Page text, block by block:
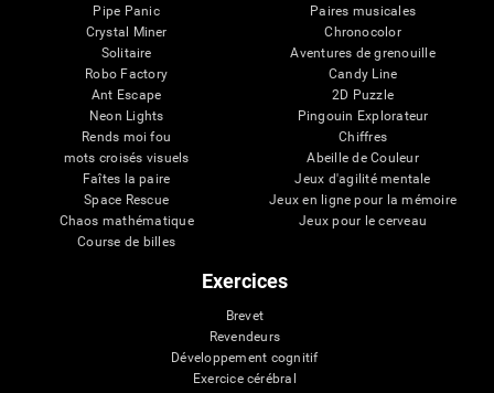
Pipe Panic
Crystal Miner
Solitaire
Robo Factory
Ant Escape
Neon Lights
Rends moi fou
mots croisés visuels
Faîtes la paire
Space Rescue
Chaos mathématique
Course de billes
Paires musicales
Chronocolor
Aventures de grenouille
Candy Line
2D Puzzle
Pingouin Explorateur
Chiffres
Abeille de Couleur
Jeux d'agilité mentale
Jeux en ligne pour la mémoire
Jeux pour le cerveau
Exercices
Brevet
Revendeurs
Développement cognitif
Exercice cérébral